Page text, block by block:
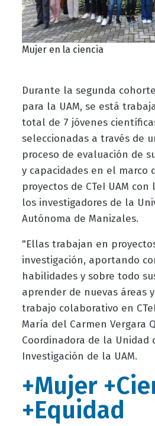
Mujer en la ciencia
Durante la segunda
para la UAM, se está
total de 7 jóvenes
seleccionadas a través de
proceso de evaluación de
y capacidades en el marco
proyectos de CTeI UAM
los investigadores de la
Autónoma de Manizales.
"Ellas trabajan en
investigación, aportando
habilidades y sobre todo
aprender de nuevas áreas
trabajo colaborativo en
María del Carmen Vergara
Coordinadora de la Unidad
Investigación de la UAM.
+Mujer
+Equidad